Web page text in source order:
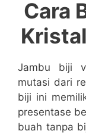
Cara
Jambu biji
mutasi dari
biji ini
presentase
buah tanpa